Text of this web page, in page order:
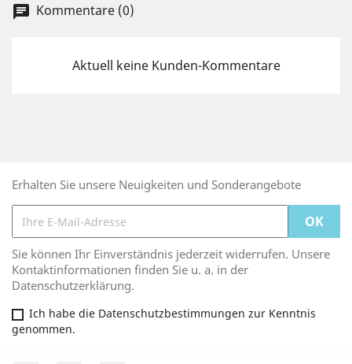
chat Kommentare (0)
Aktuell keine Kunden-Kommentare
Erhalten Sie unsere Neuigkeiten und Sonderangebote
Sie können Ihr Einverständnis jederzeit widerrufen. Unsere
Kontaktinformationen finden Sie u. a. in der
Datenschutzerklärung.
Ich habe die Datenschutzbestimmungen zur Kenntnis
genommen.